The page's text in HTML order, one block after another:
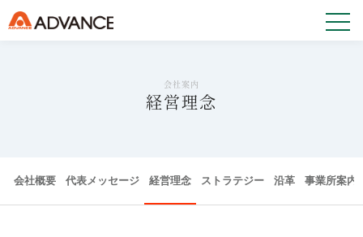
会社案内
経営理念
会社概要 代表メッセージ 経営理念 ストラテジー 沿革 事業所案内